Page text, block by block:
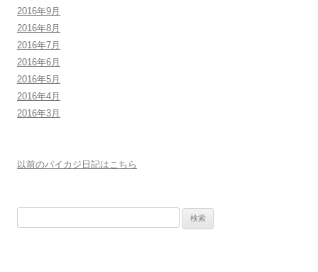
2016年9月
2016年8月
2016年7月
2016年6月
2016年5月
2016年4月
2016年3月
以前のパイカジ日記はこちら